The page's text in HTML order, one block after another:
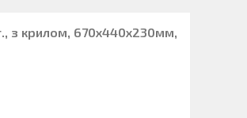
з крилом, 670х440х230мм,